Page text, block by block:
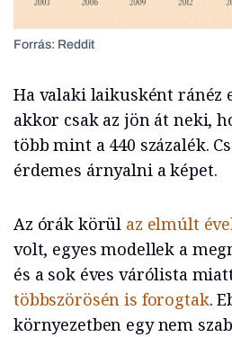
Forrás: Reddit
Ha valaki laikusként ránéz
akkor csak az jön át neki,
több mint a 440 százalék.
érdemes árnyalni a képet.
Az órák körül az elmúlt
volt, egyes modellek a
és a sok éves várólista
többszörösén is forogtak.
környezetben egy nem